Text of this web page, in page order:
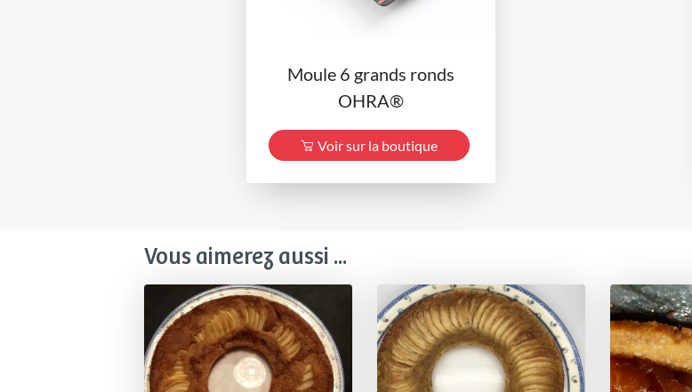
Moule 6 grands ronds
OHRA®
Voir sur la boutique
Vous aimerez aussi ...